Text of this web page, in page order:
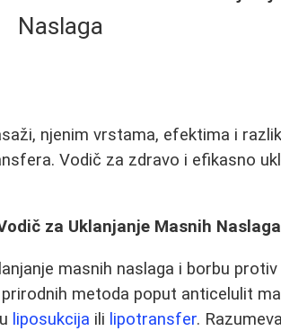
Naslaga
njenim vrstama, efektima i
Vodič za zdravo i efikasno
za Uklanjanje Masnih Naslaga
masnih naslaga i borbu
metoda poput anticelulit
liposukcija ili lipotransfer.